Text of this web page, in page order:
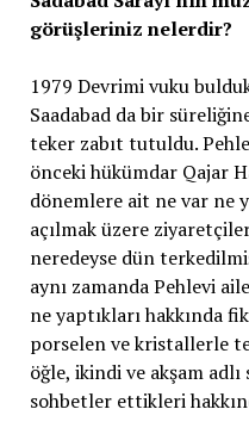
görüşleriniz nelerdir?
1979 Devrimi vuku
Saadabad da bir
teker zabıt tutuldu.
önceki hükümdar Qajar
dönemlere ait ne var ne
açılmak üzere
neredeyse dün
aynı zamanda Pehlevi
ne yaptıkları hakkında
porselen ve kristallerle
öğle, ikindi ve akşam
sohbetler ettikleri